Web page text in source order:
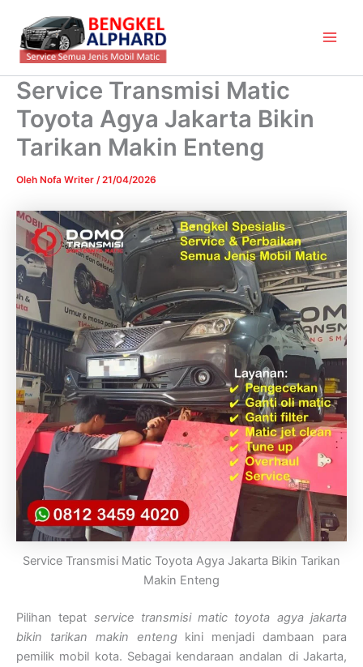
konten
Service Transmisi Matic
Toyota Agya Jakarta Bikin
Tarikan Makin Enteng
Oleh Nofa Writer /21/04/2026
Service Transmisi Matic Toyota Agya Jakarta Bikin Tarikan
Makin Enteng
Pilihan tepat service transmisi matic toyota agya jakarta
bikin tarikan makin entengkini menjadi dambaan para
pemilik mobil kota. Sebagai kendaraan andalan di Jakarta,